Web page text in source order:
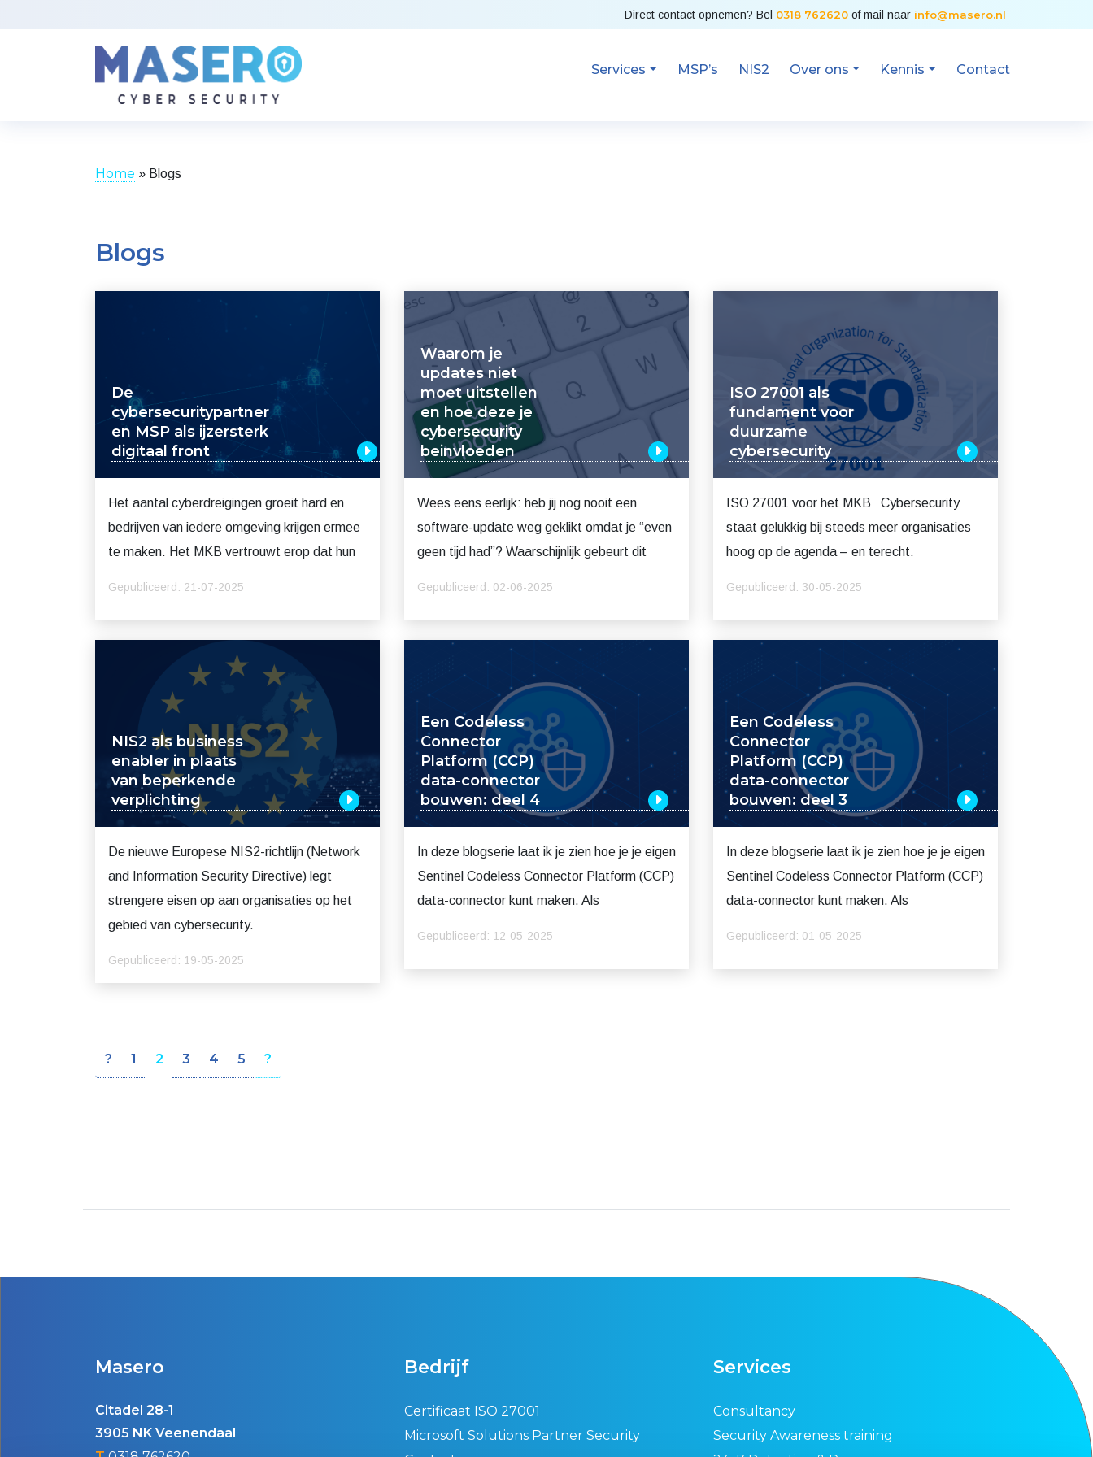
Direct contact opnemen? Bel 0318 762620 of mail naar info@masero.nl
Services MSP’s NIS2 Over ons Kennis Contact
Home » Blogs
Blogs
De
cybersecuritypartner
en MSP als ijzersterk
digitaal front
Het aantal cyberdreigingen groeit hard en
bedrijven van iedere omgeving krijgen ermee
te maken. Het MKB vertrouwt erop dat hun
Gepubliceerd: 21-07-2025
Waarom je
updates niet
moet uitstellen
en hoe deze je
cybersecurity
beinvloeden
Wees eens eerlijk: heb jij nog nooit een
software-update weg geklikt omdat je “even
geen tijd had”? Waarschijnlijk gebeurt dit
Gepubliceerd: 02-06-2025
ISO 27001 als
fundament voor
duurzame
cybersecurity
ISO 27001 voor het MKB Cybersecurity
staat gelukkig bij steeds meer organisaties
hoog op de agenda – en terecht.
Gepubliceerd: 30-05-2025
NIS2 als business
enabler in plaats
van beperkende
verplichting
De nieuwe Europese NIS2-richtlijn (Network
and Information Security Directive) legt
strengere eisen op aan organisaties op het
gebied van cybersecurity.
Gepubliceerd: 19-05-2025
Een Codeless
Connector
Platform (CCP)
data-connector
bouwen: deel 4
In deze blogserie laat ik je zien hoe je je eigen
Sentinel Codeless Connector Platform (CCP)
data-connector kunt maken. Als
Gepubliceerd: 12-05-2025
Een Codeless
Connector
Platform (CCP)
data-connector
bouwen: deel 3
In deze blogserie laat ik je zien hoe je je eigen
Sentinel Codeless Connector Platform (CCP)
data-connector kunt maken. Als
Gepubliceerd: 01-05-2025
Berichten
navigatie
? 1 2 3 4 5 ?
Masero
Citadel 28-1
3905 NK Veenendaal
Bedrijf
Certificaat ISO 27001
Microsoft Solutions Partner Security
Services
Consultancy
Security Awareness training